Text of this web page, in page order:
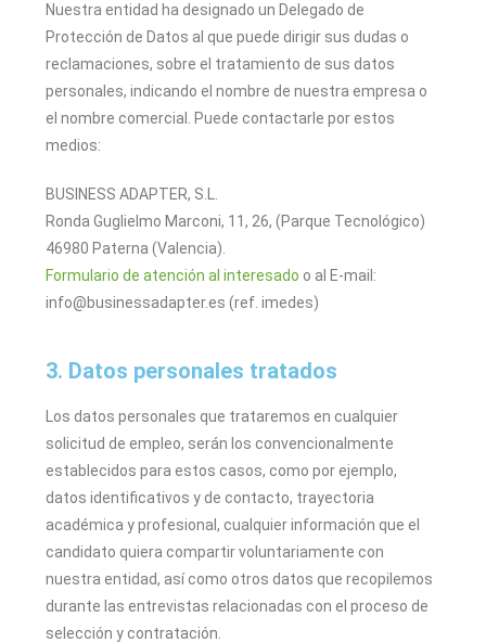
Nuestra entidad ha designado un Delegado de
Protección de Datos al que puede dirigir sus dudas o
reclamaciones, sobre el tratamiento de sus datos
personales, indicando el nombre de nuestra empresa o
el nombre comercial. Puede contactarle por estos
medios:
BUSINESS ADAPTER, S.L.
Ronda Guglielmo Marconi, 11, 26, (Parque Tecnológico)
46980 Paterna (Valencia).
Formulario de atención al interesado o al E-mail:
info@businessadapter.es (ref. imedes)
3. Datos personales tratados
Los datos personales que trataremos en cualquier
solicitud de empleo, serán los convencionalmente
establecidos para estos casos, como por ejemplo,
datos identificativos y de contacto, trayectoria
académica y profesional, cualquier información que el
candidato quiera compartir voluntariamente con
nuestra entidad, así como otros datos que recopilemos
durante las entrevistas relacionadas con el proceso de
selección y contratación.